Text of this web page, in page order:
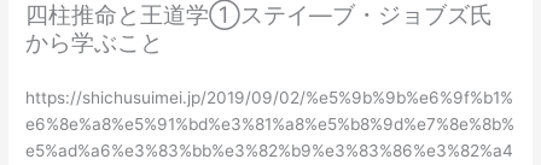
四柱推命と王道学①ステイ―ブ・ジョブズ氏
から学ぶこと
https://shichusuimei.jp/2019/09/02/%e5%9b%9b%e6%9f%b1%
e6%8e%a8%e5%91%bd%e3%81%a8%e5%b8%9d%e7%8e%8b%
e5%ad%a6%e3%83%bb%e3%82%b9%e3%83%86%e3%82%a4